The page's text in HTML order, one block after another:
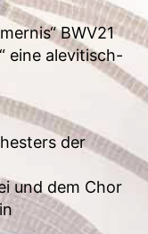
BWV21
eine alevitisch-
der
und dem Chor